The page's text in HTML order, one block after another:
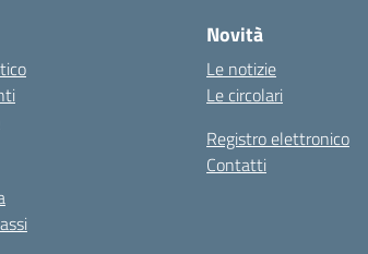
Novità
Le notizie
Le circolari
Registro elettronico
Contatti